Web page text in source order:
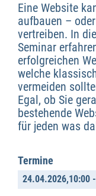
Eine Website
aufbauen –
vertreiben. In
Seminar
erfolgreichen
welche
vermeiden
Egal, ob Sie
bestehende
für jeden was
Termine
24.04.2026,10:00